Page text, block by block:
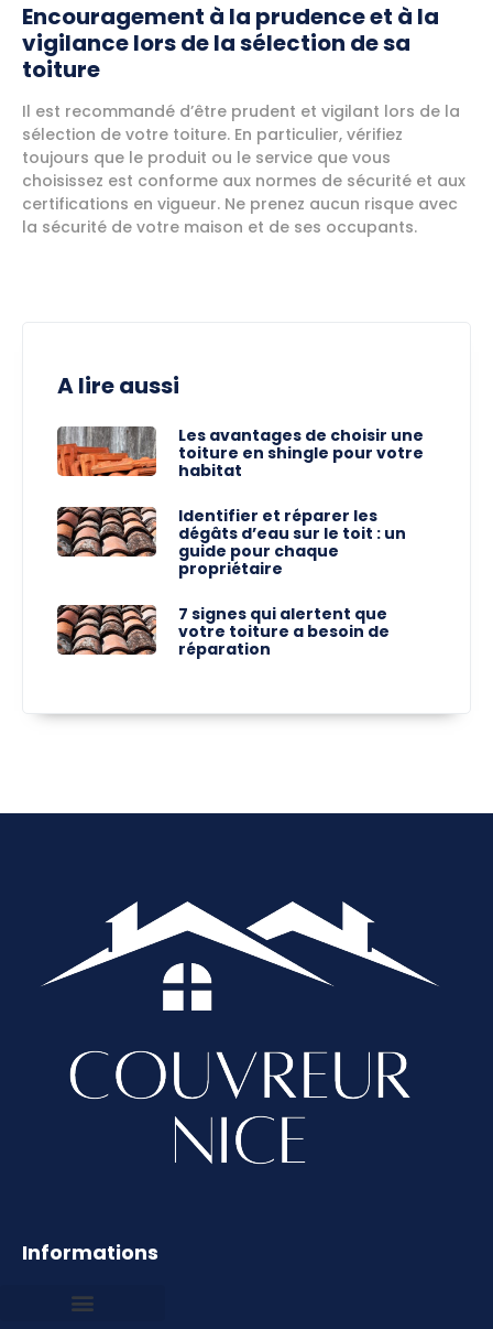
Encouragement à la prudence et à la
vigilance lors de la sélection de sa
toiture
Il est recommandé d’être prudent et vigilant lors de la
sélection de votre toiture. En particulier, vérifiez
toujours que le produit ou le service que vous
choisissez est conforme aux normes de sécurité et aux
certifications en vigueur. Ne prenez aucun risque avec
la sécurité de votre maison et de ses occupants.
A lire aussi
Les avantages de choisir une
toiture en shingle pour votre
habitat
Identifier et réparer les
dégâts d’eau sur le toit : un
guide pour chaque
propriétaire
7 signes qui alertent que
votre toiture a besoin de
réparation
Informations